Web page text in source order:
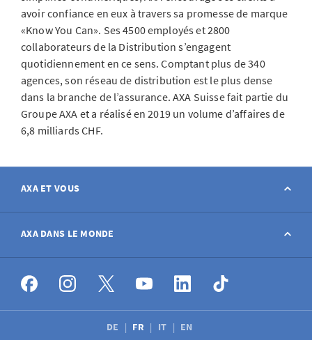
avoir confiance en eux à travers sa promesse de marque
«Know You Can». Ses 4500 employés et 2800
collaborateurs de la Distribution s’engagent
quotidiennement en ce sens. Comptant plus de 340
agences, son réseau de distribution est le plus dense
dans la branche de l’assurance. AXA Suisse fait partie du
Groupe AXA et a réalisé en 2019 un volume d’affaires de
6,8 milliards CHF.
AXA ET VOUS
Contact
Déclarer sinistre
Postes à pourvoir
AXA DANS LE MONDE
AXA dans le monde
DE FR IT
EN